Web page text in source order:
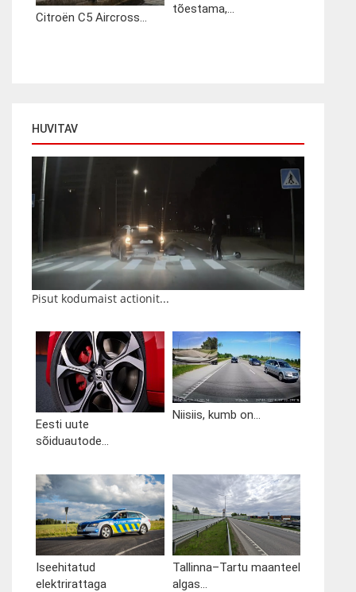
Citroën C5 Aircross...
tõestama,...
HUVITAV
Pisut kodumaist actionit...
Eesti uute
sõiduautode...
Niisiis, kumb on...
Iseehitatud
elektrirattaga
Tallinna–Tartu maanteel
algas...